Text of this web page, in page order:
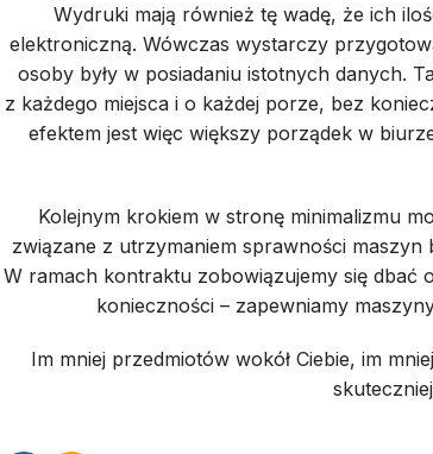
Wydruki mają również tę wadę, że ich
elektroniczną. Wówczas wystarczy
osoby były w posiadaniu istotnych danych.
z każdego miejsca i o każdej porze, bez
efektem jest więc większy porządek w
Kolejnym krokiem w stronę minimalizmu
związane z utrzymaniem sprawności
W ramach kontraktu zobowiązujemy się dbać
konieczności – zapewniamy
Im mniej przedmiotów wokół Ciebie, im